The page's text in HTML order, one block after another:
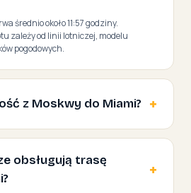
średnio około 11:57 godziny.
zależy od linii lotniczej, modelu
pogodowych.
z Moskwy do Miami?
obsługują trasę